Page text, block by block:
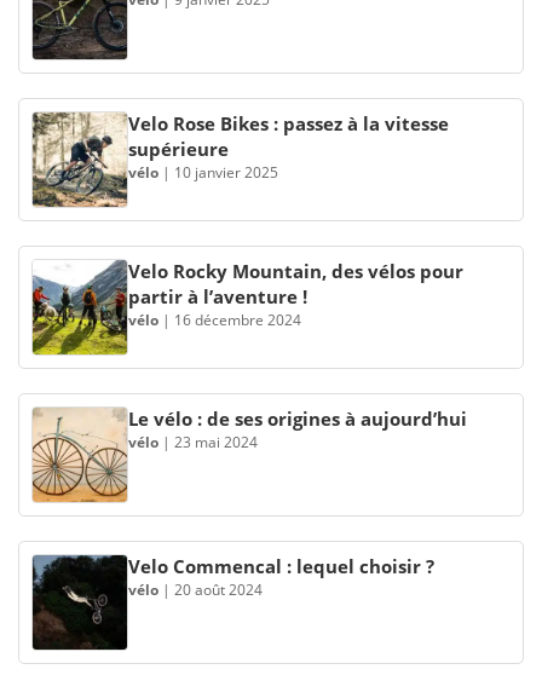
Velo Rose Bikes : passez à la vitesse
supérieure
vélo | 10 janvier 2025
Velo Rocky Mountain, des vélos pour
partir à l’aventure !
vélo | 16 décembre 2024
Le vélo : de ses origines à aujourd’hui
vélo | 23 mai 2024
Velo Commencal : lequel choisir ?
vélo | 20 août 2024